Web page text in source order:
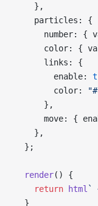
    },
    particles: {
number: {
color: {
      links: {
        enable:
        color:
      },
move: {
    },
  };
  render
() {
    return
html `
  }